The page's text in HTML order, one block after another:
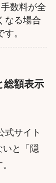
数料が全
なる場合
。
総額表示
式サイト
いと「隠